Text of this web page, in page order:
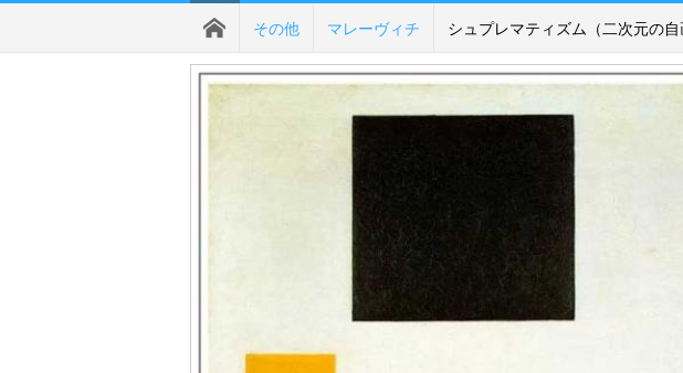
その他 マレーヴィチ シュプレマティズム（二次元の自